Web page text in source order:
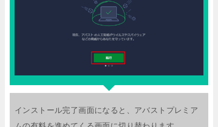
インストール完了画面になると、アバストプレミア